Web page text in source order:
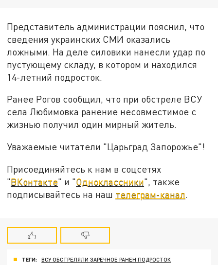
Представитель администрации пояснил, что
сведения украинских СМИ оказались
ложными. На деле силовики нанесли удар по
пустующему складу, в котором и находился
14-летний подросток.
Ранее Рогов сообщил, что при обстреле ВСУ
села Любимовка ранение несовместимое с
жизнью получил один мирный житель.
Уважаемые читатели "Царьград Запорожье"!
Присоединяйтесь к нам в соцсетях
"ВКонтакте" и "Одноклассники", также
подписывайтесь на наш телеграм-канал.
ТЕГИ:
ВСУ ОБСТРЕЛЯЛИ ЗАРЕЧНОЕ РАНЕН ПОДРОСТОК